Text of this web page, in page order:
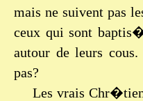
mais ne suivent pas
ceux qui sont
autour de leurs
pas?
Les vrais